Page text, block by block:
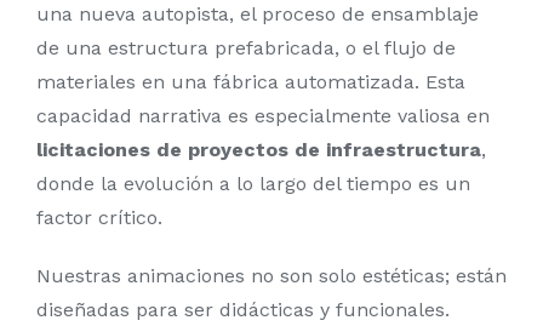
una nueva autopista, el proceso de ensamblaje
de una estructura prefabricada, o el flujo de
materiales en una fábrica automatizada. Esta
capacidad narrativa es especialmente valiosa en
licitaciones de proyectos de infraestructura,
donde la evolución a lo largo del tiempo es un
factor crítico.
Nuestras animaciones no son solo estéticas; están
diseñadas para ser didácticas y funcionales.